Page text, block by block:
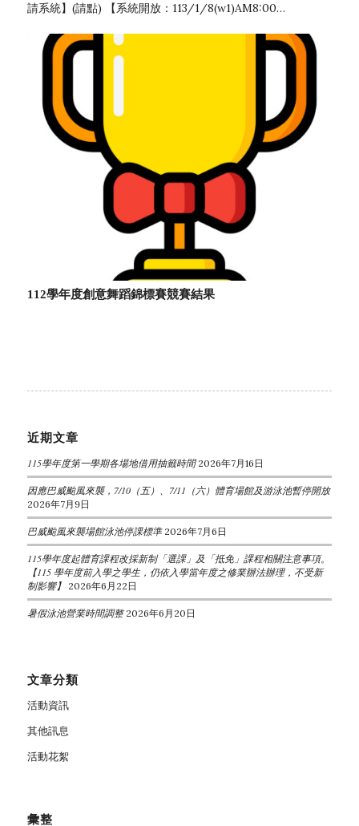
請系統】(請點) 【系統開放：113/1/8(w1)AM8:00…
112學年度創意舞蹈錦標賽競賽結果
近期文章
115學年度第一學期各場地借用抽籤時間 2026年7月16日
因應巴威颱風來襲，7/10（五）、7/11（六）體育場館及游泳池暫停開放
2026年7月9日
巴威颱風來襲場館泳池停課標準 2026年7月6日
115學年度起體育課程改採新制「選課」及「抵免」課程相關注意事項。
【115 學年度前入學之學生，仍依入學當年度之修業辦法辦理，不受新
制影響】 2026年6月22日
暑假泳池營業時間調整 2026年6月20日
文章分類
活動資訊
其他訊息
活動花絮
彙整